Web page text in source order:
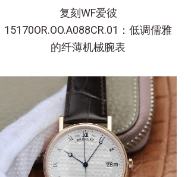
复刻WF爱彼
15170OR.OO.A088CR.01：低调儒雅
的纤薄机械腕表